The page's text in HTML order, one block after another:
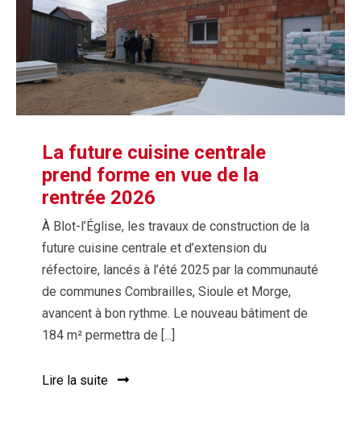
La future cuisine centrale
prend forme en vue de la
rentrée 2026
À Blot-l’Église, les travaux de construction de la
future cuisine centrale et d’extension du
réfectoire, lancés à l’été 2025 par la communauté
de communes Combrailles, Sioule et Morge,
avancent à bon rythme. Le nouveau bâtiment de
184 m² permettra de [...]
Lire la suite